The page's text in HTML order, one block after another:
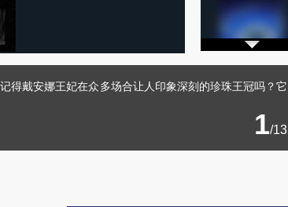
戴安娜王妃在众多场合让人印象深刻的珍珠王冠吗？它
1/13